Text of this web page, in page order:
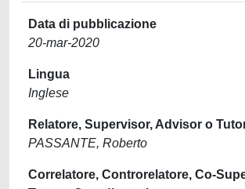
Data di pubblicazione
20-mar-2020
Lingua
Inglese
Relatore, Supervisor, Advisor o
PASSANTE, Roberto
Correlatore, Controrelatore, Co-